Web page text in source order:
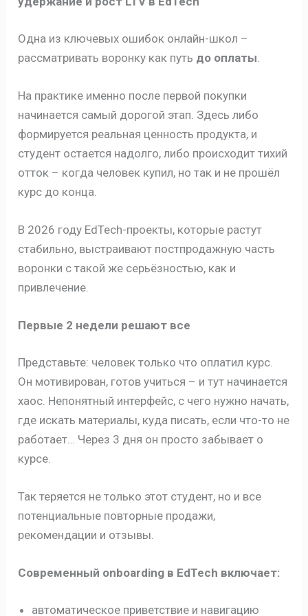
Одна из ключевых ошибок онлайн-школ –
рассматривать воронку как путь до оплаты
На практике именно после первой покупки
начинается самый дорогой этап. Здесь либо
формируется реальная ценность продукта, и
студент остается надолго, либо происходит тихий
отток – когда человек купил, но так и не прошёл
курс до конца.
В 2026 году EdTech-проекты, которые растут
стабильно, выстраивают постпродажную часть
воронки с такой же серьёзностью, как и
привлечение.
Первые 2 недели решают все
Представьте: человек только что оплатил курс.
Он мотивирован, готов учиться – и тут начинается
хаос. Непонятный интерфейс, с чего нужно начать,
где искать материалы, куда писать, если что-то не
работает… Через 3 дня он просто забывает о
курсе.
Так теряется не только этот студент, но и все
потенциальные повторные продажи,
рекомендации и отзывы.
Современный onboarding в EdTech включает:
автоматическое приветствие и навигацию